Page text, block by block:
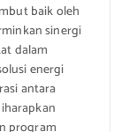
baik oleh
sinergi
dalam
energi
antara
program